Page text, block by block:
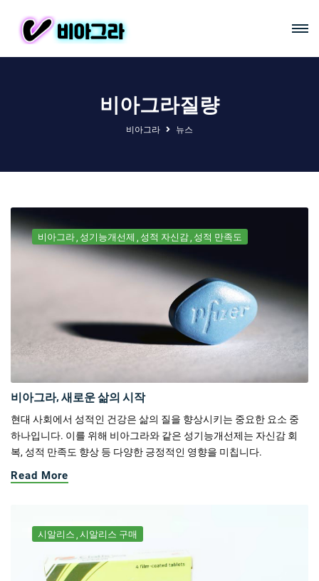
비아그라질량
비아그라 뉴스
비아그라 성기능개선제 성적 자신감 성적 만족도
비아그라, 새로운 삶의 시작
현대 사회에서 성적인 건강은 삶의 질을 향상시키는 중요한 요소 중
하나입니다. 이를 위해 비아그라와 같은 성기능개선제는 자신감 회
복, 성적 만족도 향상 등 다양한 긍정적인 영향을 미칩니다.
Read More
시알리스 시알리스 구매